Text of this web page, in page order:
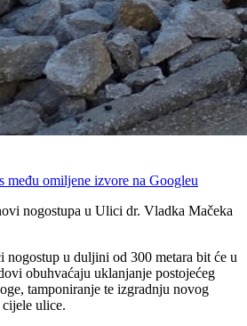
među omiljene izvore na Googleu
nogostupa u Ulici dr. Vladka Mačeka
nogostup u duljini od 300 metara bit će u
obuhvaćaju uklanjanje postojećeg
tamponiranje te izgradnju novog
ulice.